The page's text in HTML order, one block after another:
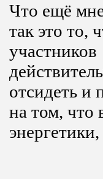
Что ещё
так это то,
отсидеть и
на том, что